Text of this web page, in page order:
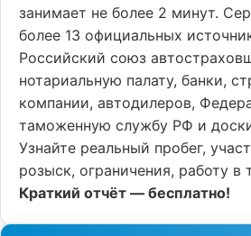
занимает не более 2 минут.
более 13 официальных
Российский союз
нотариальную палату, банки,
компании, автодилеров,
таможенную службу РФ и
Узнайте реальный пробег,
розыск, ограничения, работу
Краткий отчёт — бесплатно!